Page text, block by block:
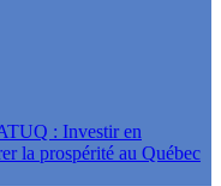
: Investir en
la prospérité au Québec